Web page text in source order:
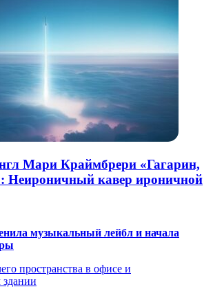
Мари Краймбрери «Гагарин,
Неироничный кавер ироничной
музыкальный лейбл и начала
пространства в офисе и